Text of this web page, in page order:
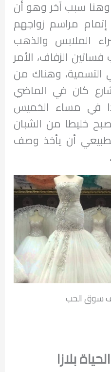
سبب آخر وهو أن
مراسم زواجهم
الملابس والذهب
الزفاف، الأمر
التسمية، وهناك من
كان في الماضي
في مساء الخميس
خليطا من الشبان
أن يأخذ وصف
سوق الحب